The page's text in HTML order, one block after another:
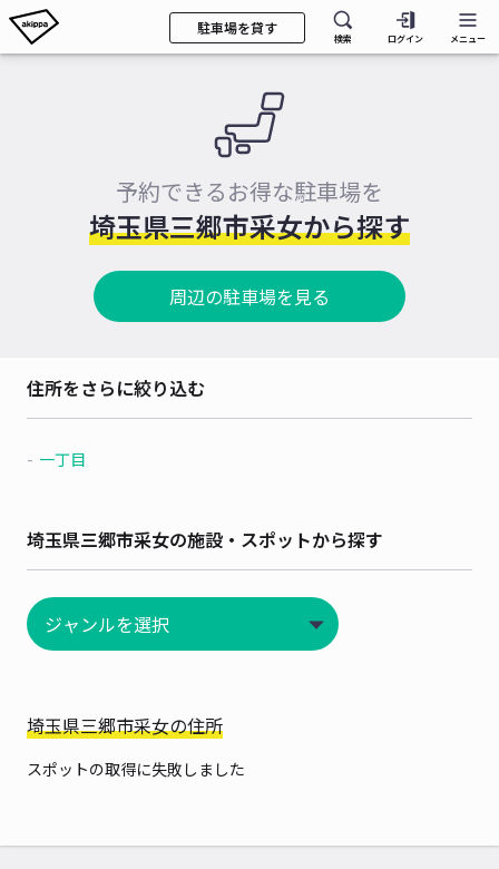
駐車場を貸す
検索 ログイン メニュー
予約できるお得な駐車場を
埼玉県三郷市采女から探す
周辺の駐車場を見る
住所をさらに絞り込む
一丁目
埼玉県三郷市采女の施設・スポットから探す
埼玉県三郷市采女の住所
スポットの取得に失敗しました